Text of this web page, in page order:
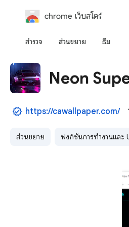
chrome เว็บสโตร์
สำรวจ ส่วนขยาย ธีม
Neon
https://cawallpaper.com/
ส่วนขยาย ฟังก์ชันการทำงานและ